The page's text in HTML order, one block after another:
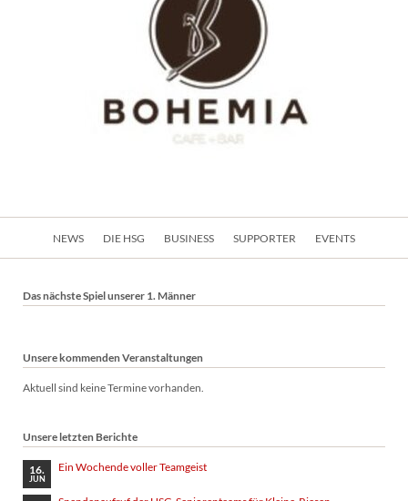
NEWS DIE HSG BUSINESS SUPPORTER EVENTS
Das nächste Spiel unserer 1. Männer
Unsere kommenden Veranstaltungen
Aktuell sind keine Termine vorhanden.
Unsere letzten Berichte
16.
JUN
Ein Wochende voller Teamgeist